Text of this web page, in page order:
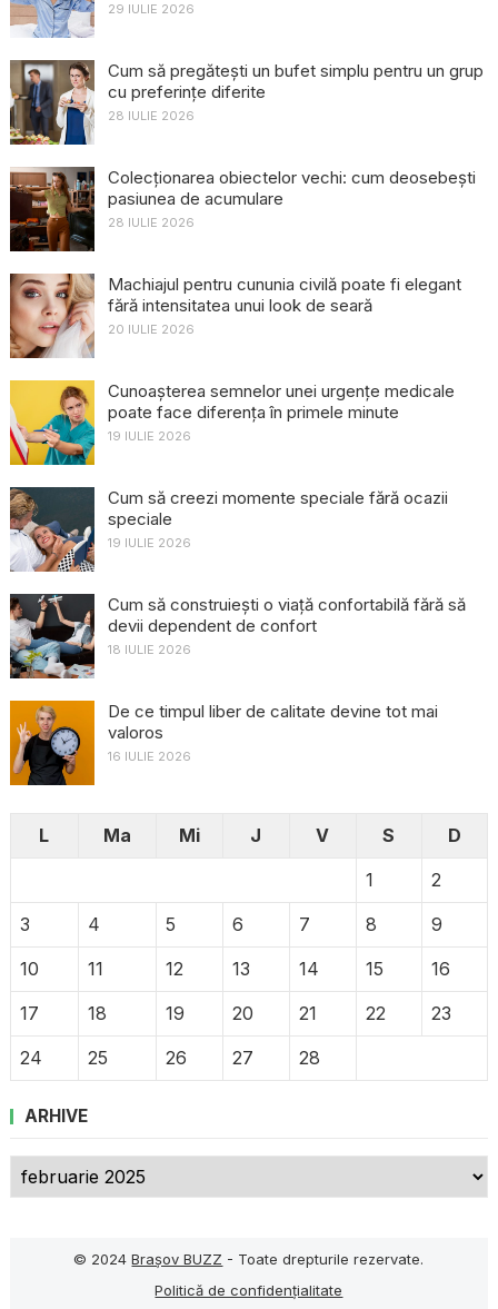
29 IULIE 2026
Cum să pregătești un bufet simplu pentru un grup
cu preferințe diferite
28 IULIE 2026
Colecționarea obiectelor vechi: cum deosebești
pasiunea de acumulare
28 IULIE 2026
Machiajul pentru cununia civilă poate fi elegant
fără intensitatea unui look de seară
20 IULIE 2026
Cunoașterea semnelor unei urgențe medicale
poate face diferența în primele minute
19 IULIE 2026
Cum să creezi momente speciale fără ocazii
speciale
19 IULIE 2026
Cum să construiești o viață confortabilă fără să
devii dependent de confort
18 IULIE 2026
De ce timpul liber de calitate devine tot mai
valoros
16 IULIE 2026
L Ma Mi J V S
D
1
2
3
4 5 6 7 8
9
10
11 12 13 14 15
16
17
18 19 20 21 22
23
24
25 26 27 28
ARHIVE
Arhive
© 2024Brașov BUZZ - Toate drepturile rezervate.
Politică de confidențialitate